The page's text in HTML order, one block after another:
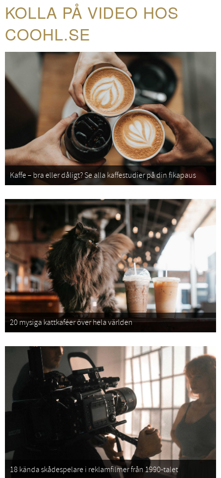
KOLLA PÅ VIDEO HOS
COOHL.SE
Kaffe – bra eller dåligt? Se alla kaffestudier på din fikapaus
20 mysiga kattkaféer över hela världen
18 kända skådespelare i reklamfilmer från 1990-talet